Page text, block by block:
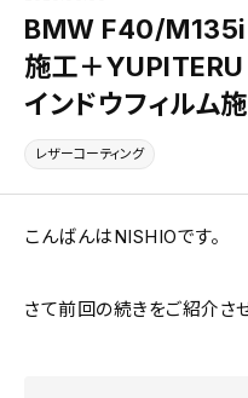
BMW F40/M135i
施工＋YUPITERU
インドウフィルム施
レザーコーティング
こんばんはNISHIOです。
さて前回の続きをご紹介さ